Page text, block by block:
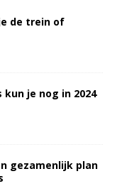
de trein of
kun je nog in 2024
gezamenlijk plan